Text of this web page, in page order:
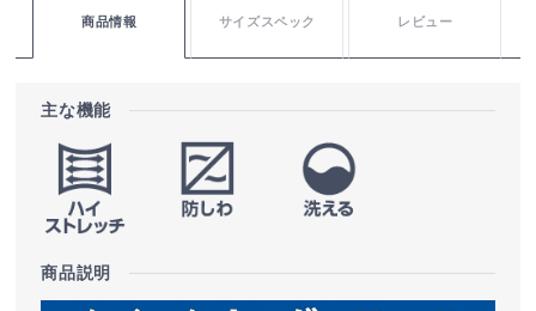
商品情報 サイズスペック レビュー
主な機能
商品説明